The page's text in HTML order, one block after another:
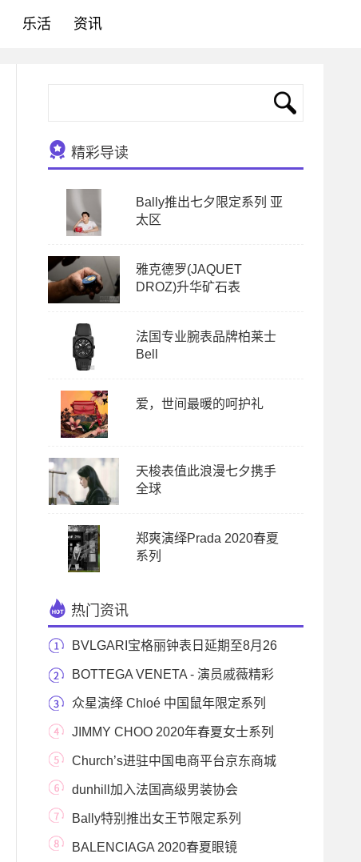
乐活 资讯
精彩导读
Bally推出七夕限定系列 亚
太区
雅克德罗(JAQUET
DROZ)升华矿石表
法国专业腕表品牌柏莱士
Bell
爱，世间最暖的呵护礼
天梭表值此浪漫七夕携手
全球
郑爽演绎Prada 2020春夏
系列
热门资讯
BVLGARI宝格丽钟表日延期至8月26
日至29日于日内瓦
BOTTEGA VENETA - 演员戚薇精彩
演绎THE SHOULDER POUCH 手
众星演绎 Chloé 中国鼠年限定系列
JIMMY CHOO 2020年春夏女士系列
Church’s进驻中国电商平台京东商城
dunhill加入法国高级男装协会
Bally特别推出女王节限定系列
BALENCIAGA 2020春夏眼镜